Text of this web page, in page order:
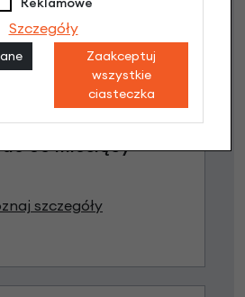
Raty 0%
- 5000,00 zł / do 10 rat 0%
zł / do 20 rat 0%
60 miesięcy
szczegóły
Szczegóły
Zaakceptuj
wszystkie
ciasteczka